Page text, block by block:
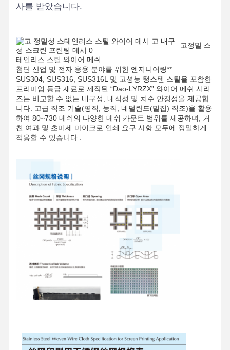
사를 받았습니다.
고정밀 스
테인리스 스틸 와이어 메쉬
첨단 산업 및 전자 응용 분야를 위한 엔지니어링**
SUS304, SUS316, SUS316L 및 고성능 텅스텐 스틸을 포함한
프리미엄 등급 재료로 제작된 “Dao-LYRZX” 와이어 메쉬 시리
즈는 비교할 수 없는 내구성, 내식성 및 치수 안정성을 제공합
니다. 고급 직조 기술(평직, 능직, 네덜란드(밀집) 직조)을 활용
하여 80~730 메쉬의 다양한 메쉬 카운트 범위를 제공하며, 거
친 여과 및 초미세 마이크로 인쇄 요구 사항 모두에 정밀하게
적응할 수 있습니다. .